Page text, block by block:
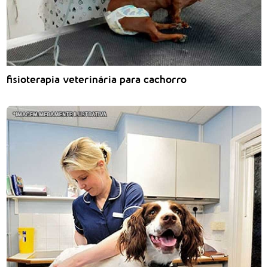
fisioterapia veterinária para cachorro